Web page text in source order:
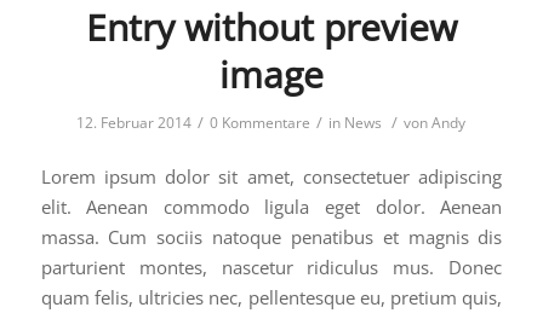
Entry without preview
image
12. Februar 2014 / 0 Kommentare / in News / vonAndy
Lorem ipsum dolor sit amet, consectetuer adipiscing
elit. Aenean commodo ligula eget dolor. Aenean
massa. Cum sociis natoque penatibus et magnis dis
parturient montes, nascetur ridiculus mus. Donec
quam felis, ultricies nec, pellentesque eu, pretium quis,